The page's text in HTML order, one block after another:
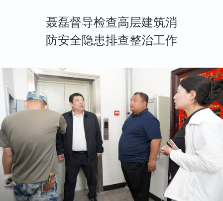
聂磊督导检查高层建筑消
防安全隐患排查整治工作